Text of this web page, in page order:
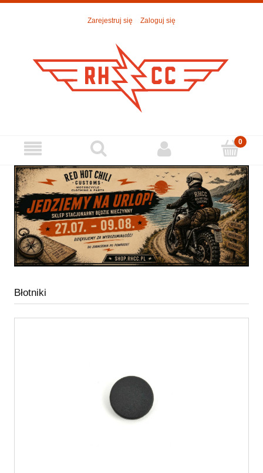
Zarejestruj się Zaloguj się
Błotniki